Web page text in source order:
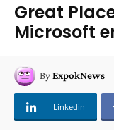
Great
Microsoft
ByExpokNews
Linkedin